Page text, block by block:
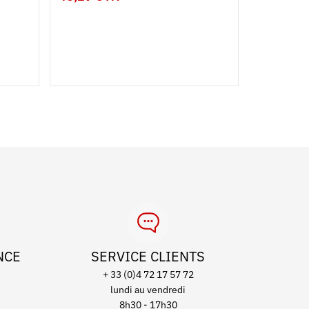
SERVICE CLIENTS
+ 33 (0)4 72 17 57 72
lundi au vendredi
8h30 - 17h30